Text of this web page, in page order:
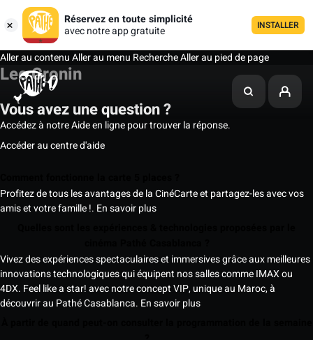
Réservez en toute simplicité
avec notre app gratuite
INSTALLER
Aller au contenuAller au menu RechercheAller au pied de page
Lee Cronin
Vous avez une question ?
Accédez à notre Aide en ligne pour trouver la réponse.
Accéder au centre d'aide
Profitez de tous les avantages de la CinéCarte et partagez-les avec vos
amis et votre famille !. En savoir plus
Vivez des expériences spectaculaires et immersives grâce aux meilleures
innovations technologiques qui équipent nos salles comme IMAX ou
4DX. Feel like a star! avec notre concept VIP, unique au Maroc, à
découvrir au Pathé Casablanca. En savoir plus